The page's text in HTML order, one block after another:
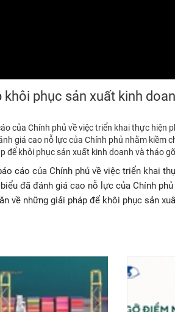
phục sản xuất kinh
của Chính phủ về việc triển khai thực hiện
giá cao nỗ lực của Chính phủ nhằm kiềm
để khôi phục sản xuất kinh doanh và tháo
cáo của Chính phủ về việc triển khai
đã đánh giá cao nỗ lực của Chính
về những giải pháp để khôi phục sản